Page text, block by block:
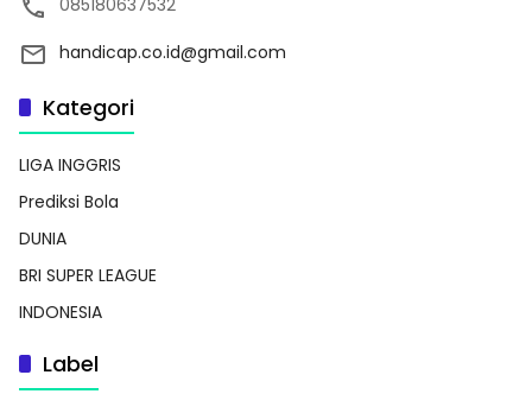
085180637532
handicap.co.id@gmail.com
Kategori
LIGA INGGRIS
Prediksi Bola
DUNIA
BRI SUPER LEAGUE
INDONESIA
Label